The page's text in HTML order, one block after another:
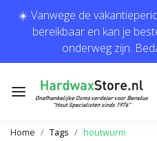
☀️ Vanwege de
bereikbaar en kan je
onderweg zijn.
Home Tags houtwurm